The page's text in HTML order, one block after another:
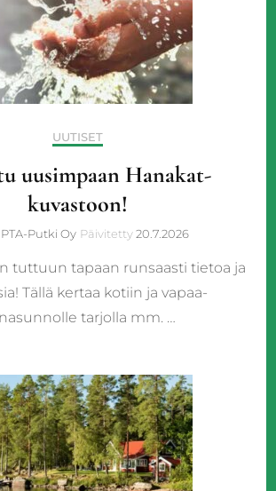
UUTISET
uusimpaan Hanakat-
kuvastoon!
PTA-Putki Oy Päivitetty20.7.2026
tuttuun tapaan runsaasti tietoa ja
Tällä kertaa kotiin ja vapaa-
tarjolla mm. …